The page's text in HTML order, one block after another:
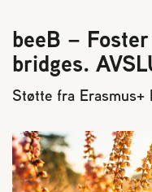
Starte med birøkt
Biene svermer
beeB –
bridges.
Støtte fra Erasmus+